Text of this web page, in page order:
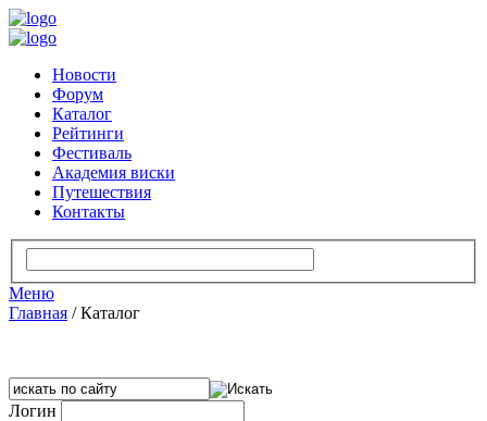
Новости
Форум
Каталог
Рейтинги
Фестиваль
Академия виски
Путешествия
Контакты
Меню
Главная /Каталог
Логин